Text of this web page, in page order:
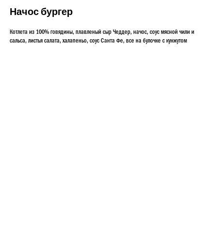
Начос бургер
Котлета из 100% говядины, плавленый сыр Чеддер, начос, соус мясной чили и
сальса, листья салата, халапеньо, соус Санта Фе, все на булочке с кунжутом